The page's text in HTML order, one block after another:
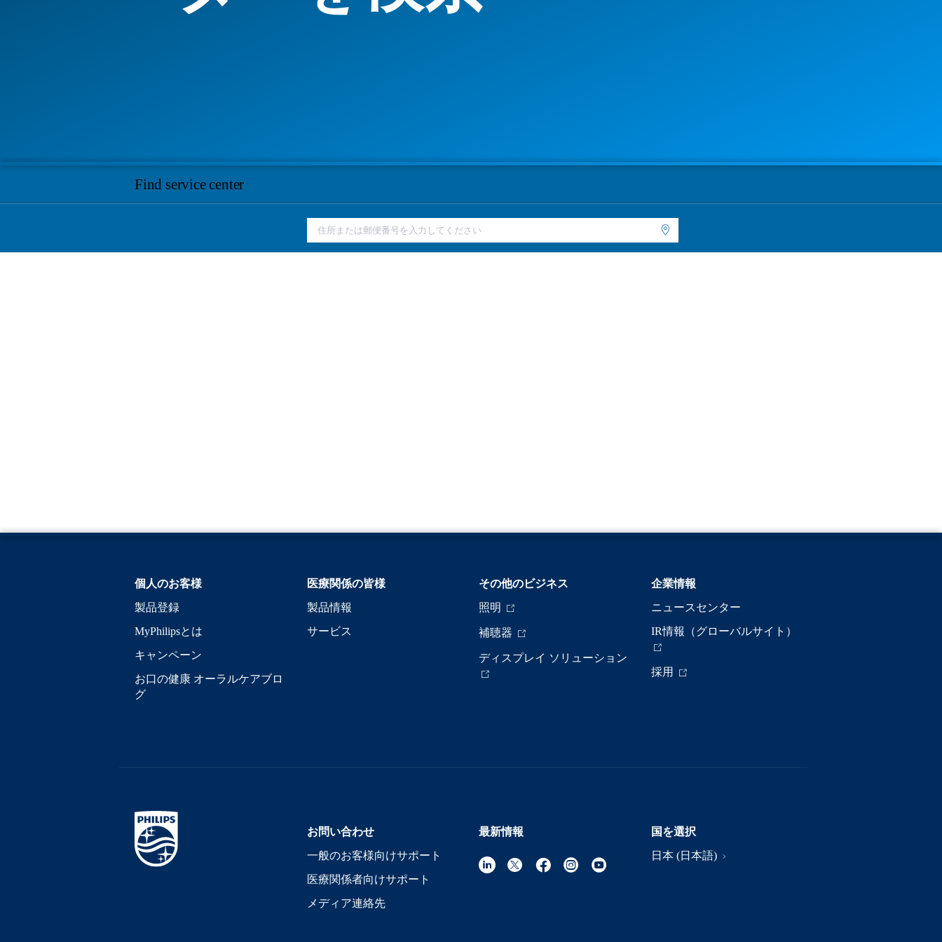
Find service center
個人のお客様
製品登録
MyPhilipsとは
キャンペーン
お口の健康 オーラルケアブロ
グ
医療関係の皆様
製品情報
サービス
その他のビジネス
照明
補聴器
ディスプレイ ソリューション
企業情報
ニュースセンター
IR情報（グローバルサイト）
採用
お問い合わせ
一般のお客様向けサポート
医療関係者向けサポート
メディア連絡先
最新情報
国を選択
日本 (日本語)